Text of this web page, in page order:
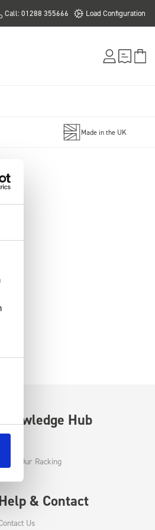
Call: 01288 355666 Load Configuration
Made in the UK
Hub
About Our Racking
& Contact
Us